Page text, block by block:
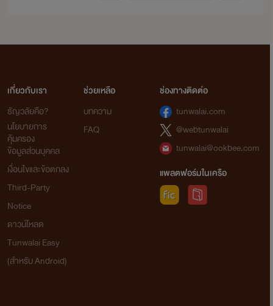
>> ปิดเรื่อง 09 / 10 / 2561
>> Dark Valentine คุณรักผมรึเปล่า ?
//เปิดเรื่อง 02 / 09 / 2562
>> กำลังเขียน และ เป็นงานเขียนปัจจุบันจ้าา :)
เกี่ยวกับเรา
ธัญวลัยคือ?
นโยบายการ
คุ้มครอง
ข้อมูลส่วนบุคคล
เงื่อนไขและข้อตกลง
Third-Party
Notice
ดาวน์โหลด
Tunwalai Easy
(สำหรับ Android)
ช่วยเหลือ
บทความ
FAQ
ช่องทางติดต่อ
tunwalai.com
@webtunwalai
tunwalai@ookbee.com
แพลตฟอร์มในเครือ